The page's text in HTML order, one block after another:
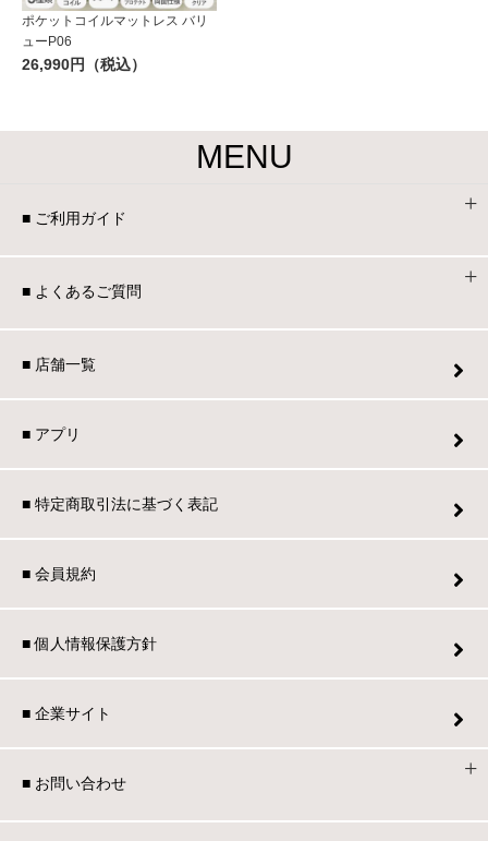
ポケットコイルマットレス バリ
ューP06
26,990円（税込）
MENU
■ ご利用ガイド
■ よくあるご質問
■ 店舗一覧
■ アプリ
■ 特定商取引法に基づく表記
■ 会員規約
■ 個人情報保護方針
■ 企業サイト
■ お問い合わせ